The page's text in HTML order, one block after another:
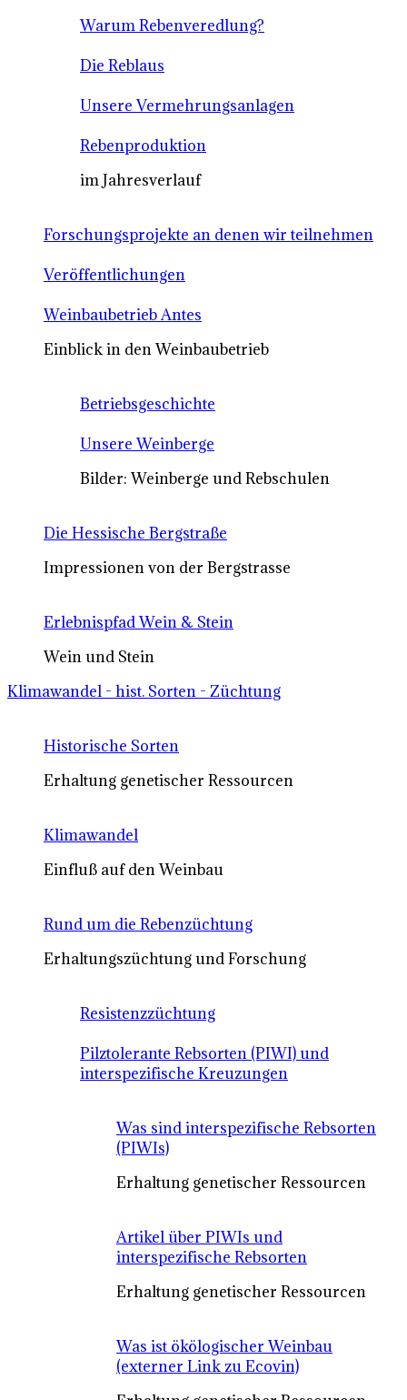
Warum Rebenveredlung?
Die Reblaus
Unsere Vermehrungsanlagen
Rebenproduktion
im Jahresverlauf
Forschungsprojekte an denen wir teilnehmen
Veröffentlichungen
Weinbaubetrieb Antes
Einblick in den Weinbaubetrieb
Betriebsgeschichte
Unsere Weinberge
Bilder: Weinberge und Rebschulen
Die Hessische Bergstraße
Impressionen von der Bergstrasse
Erlebnispfad Wein & Stein
Wein und Stein
Klimawandel - hist. Sorten - Züchtung
Historische Sorten
Erhaltung genetischer Ressourcen
Klimawandel
Einfluß auf den Weinbau
Rund um die Rebenzüchtung
Erhaltungszüchtung und Forschung
Resistenzzüchtung
Pilztolerante Rebsorten (PIWI) und
interspezifische Kreuzungen
Was sind interspezifische Rebsorten
(PIWIs)
Erhaltung genetischer Ressourcen
Artikel über PIWIs und
interspezifische Rebsorten
Erhaltung genetischer Ressourcen
Was ist ökölogischer Weinbau
(externer Link zu Ecovin)